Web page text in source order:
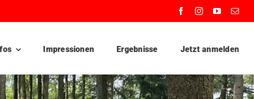
Impressionen Ergebnisse Jetzt anmelden